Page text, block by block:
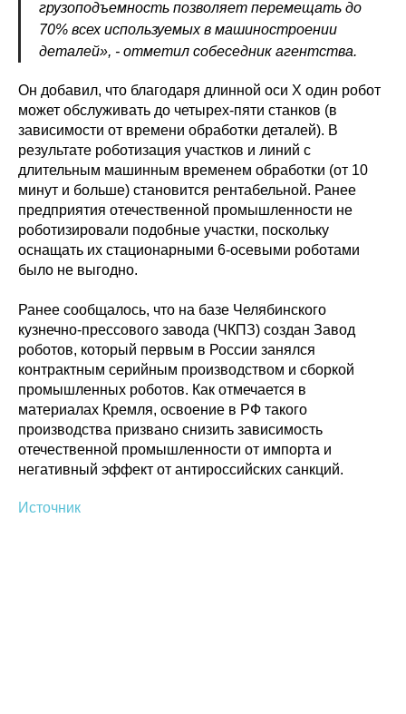
грузоподъемность позволяет перемещать до
70% всех используемых в машиностроении
деталей», - отметил собеседник агентства.
Он добавил, что благодаря длинной оси X один робот
может обслуживать до четырех-пяти станков (в
зависимости от времени обработки деталей). В
результате роботизация участков и линий с
длительным машинным временем обработки (от 10
минут и больше) становится рентабельной. Ранее
предприятия отечественной промышленности не
роботизировали подобные участки, поскольку
оснащать их стационарными 6-осевыми роботами
было не выгодно.
Ранее сообщалось, что на базе Челябинского
кузнечно-прессового завода (ЧКПЗ) создан Завод
роботов, который первым в России занялся
контрактным серийным производством и сборкой
промышленных роботов. Как отмечается в
материалах Кремля, освоение в РФ такого
производства призвано снизить зависимость
отечественной промышленности от импорта и
негативный эффект от антироссийских санкций.
Источник
ссылка на ROBOTUNION.RU — обязательна
Политика конфиденциальности
© 2015-2026 НАУРР. Все права защищены.
При использовании материалов ссылка на ROBOTUNION.RU — обязательна